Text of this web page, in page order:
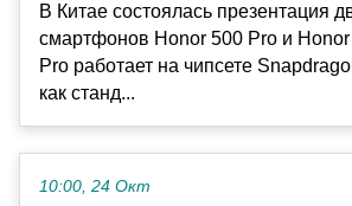
В Китае состоялась презентация
смартфонов Honor 500 Pro и
Pro работает на чипсете
как станд...
10:00, 24 Окт